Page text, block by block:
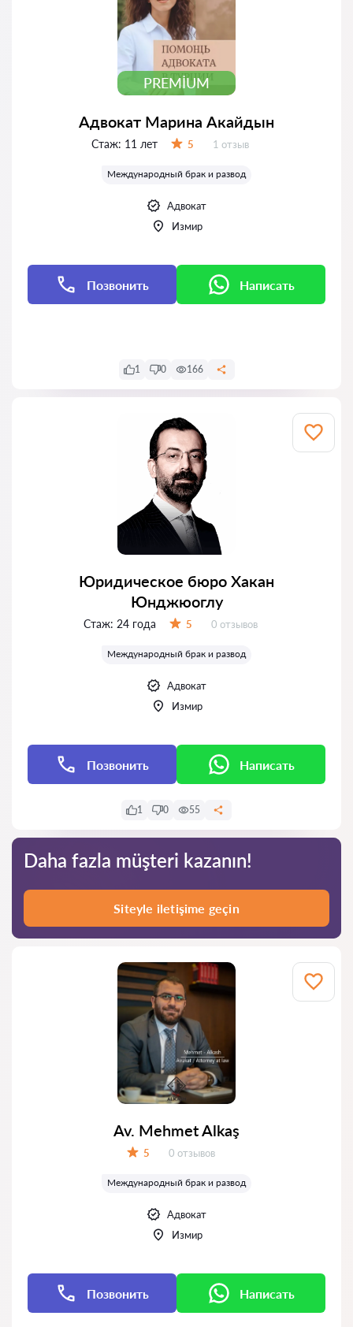
PREMIUM
Адвокат Марина Акайдын
Стаж: 11 лет 5 Отзывов:
1 отзыв
Международный брак и развод
Адвокат
Измир
Позвонить Написать
1 0 166
Юридическое бюро Хакан
Юнджюоглу
Стаж: 24 года 5 Отзывов:
0 отзывов
Международный брак и развод
Адвокат
Измир
Позвонить Написать
1 0 55
Daha fazla müşteri kazanın!
Siteyle iletişime geçin
Av. Mehmet Alkaş
5 Отзывов:
0 отзывов
Международный брак и развод
Адвокат
Измир
Позвонить Написать